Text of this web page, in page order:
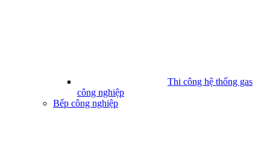
Thi công hệ thống gas
công nghiệp
Bếp công nghiệp